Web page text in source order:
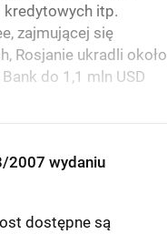
kredytowych itp.
zajmującej się
Rosjanie ukradli około
do 1,1 mln USD
2007 wydaniu
dostępne są